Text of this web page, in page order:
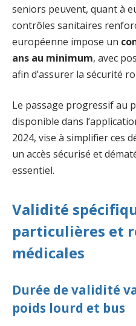
seniors peuvent, quant à
contrôles sanitaires
européenne impose un
ans au minimum, avec
afin d’assurer la sécurité
Le passage progressif au
disponible dans
2024, vise à simplifier ces
un accès sécurisé et
essentiel.
Validité
particulières et
médicales
Durée de validité
poids lourd et bus